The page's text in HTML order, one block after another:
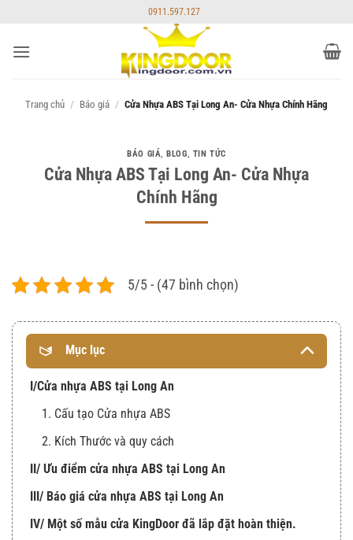
nội
0911.597.127
Trang chủ / Báo giá / Cửa Nhựa ABS Tại Long An- Cửa Nhựa Chính Hãng
BÁO GIÁ,BLOG, TIN TỨC
Cửa Nhựa ABS Tại Long An- Cửa Nhựa
Chính Hãng
5/5 - (47 bình chọn)
Mục lục
I/Cửa nhựa ABS tại Long An
1. Cấu tạo Cửa nhựa ABS
2. Kích Thước và quy cách
II/ Ưu điểm cửa nhựa ABS tại Long An
III/ Báo giá cửa nhựa ABS tại Long An
IV/ Một số mẫu cửa KingDoor đã lắp đặt hoàn thiện.